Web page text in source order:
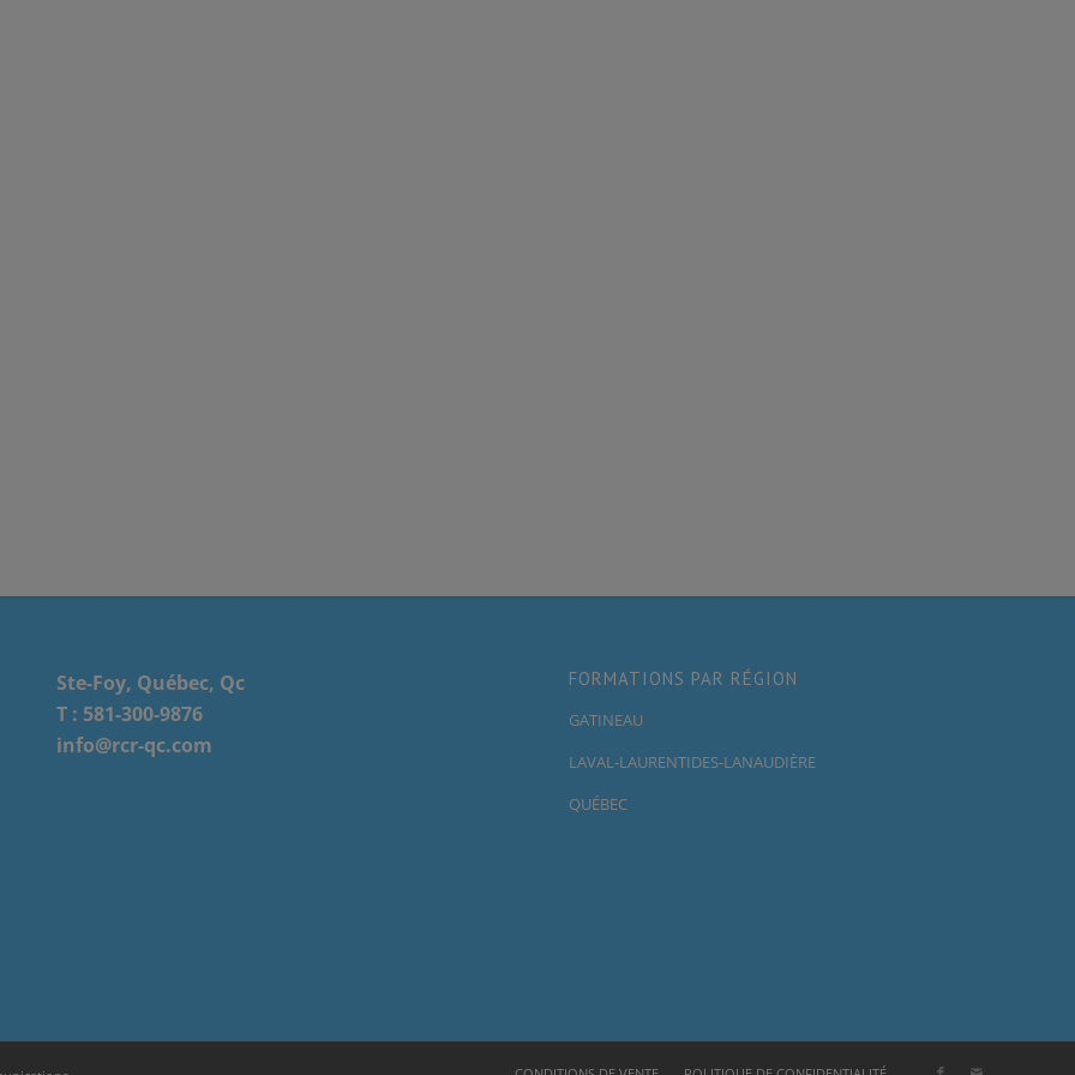
Ste-Foy, Québec, Qc
T : 581-300-9876
info@rcr-qc.com
FORMATIONS PAR RÉGION
GATINEAU
LAVAL-LAURENTIDES-LANAUDIÈRE
QUÉBEC